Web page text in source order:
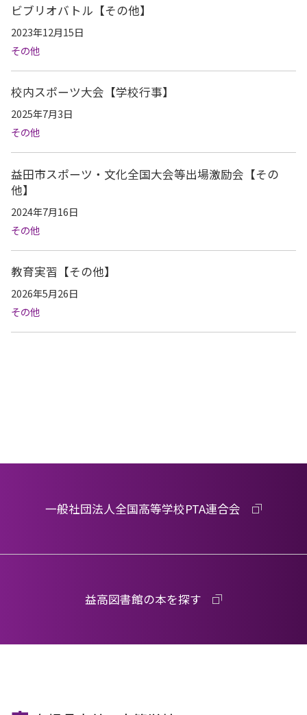
ビブリオバトル【その他】
2023年12月15日
その他
校内スポーツ大会【学校行事】
2025年7月3日
その他
益田市スポーツ・文化全国大会等出場激励会【その
他】
2024年7月16日
その他
教育実習【その他】
2026年5月26日
その他
一般社団法人全国高等学校PTA連合会
益高図書館の本を探す